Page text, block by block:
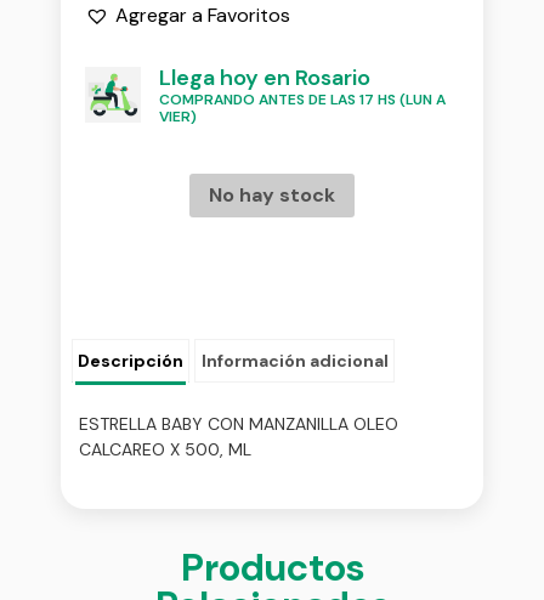
Agregar a Favoritos
Llega hoy en Rosario
COMPRANDO ANTES DE LAS 17 HS (LUN A
VIER)
No hay stock
Descripción Información adicional
ESTRELLA BABY CON MANZANILLA OLEO
CALCAREO X 500, ML
Productos